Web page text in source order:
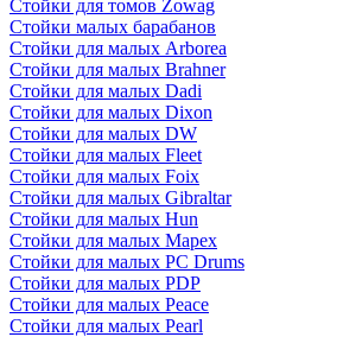
Стойки для томов Zowag
Стойки малых барабанов
Стойки для малых Arborea
Стойки для малых Brahner
Стойки для малых Dadi
Стойки для малых Dixon
Стойки для малых DW
Стойки для малых Fleet
Стойки для малых Foix
Стойки для малых Gibraltar
Стойки для малых Hun
Стойки для малых Mapex
Стойки для малых PC Drums
Стойки для малых PDP
Стойки для малых Peace
Стойки для малых Pearl